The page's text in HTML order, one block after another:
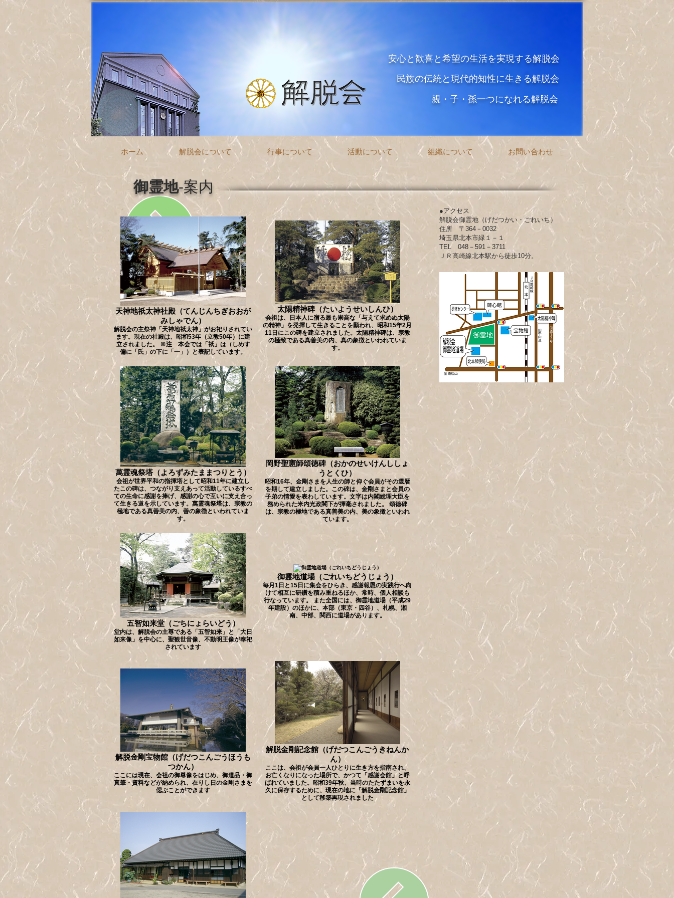
安心と歓喜と希望の生活を実現する解脱会
民族の伝統と現代的知性に生きる解脱会
親・子・孫一つになれる解脱会
ホーム 解脱会について 行事について 活動について 組織について お問い合わせ
御霊地-案内
天神地祇太神社殿（てんじんちぎおおが
みしゃでん）
解脱会の主祭神「天神地祇太神」がお祀りされてい
ます。現在の社殿は、昭和53年（立教50年）に建
立されました。 ※注 本会では「祇」は（しめす
偏に「氏」の下に「一」）と表記しています。
太陽精神碑（たいようせいしんひ）
会祖は、日本人に宿る最も崇高な「与えて求めぬ太陽
の精神」を発揮して生きることを願われ、昭和15年2月
11日にこの碑を建立されました。太陽精神碑は、宗教
の極致である真善美の内、真の象徴といわれていま
す。
萬霊魂祭塔（よろずみたままつりとう）
会祖が世界平和の指揮塔として昭和11年に建立し
たこの碑は、つながり支えあって活動しているすべ
ての生命に感謝を捧げ、感謝の心で互いに支え合っ
て生きる道を示しています。萬霊魂祭塔は、宗教の
極地である真善美の内、善の象徴といわれていま
す。
岡野聖憲師頌徳碑（おかのせいけんししょ
うとくひ）
昭和16年、金剛さまを人生の師と仰ぐ会員がその還暦
を期して建立しました。この碑は、金剛さまと会員の
子弟の情愛を表わしています。文字は内閣総理大臣を
務められた米内光政閣下が揮毫されました。 頌徳碑
は、宗教の極地である真善美の内、美の象徴といわれ
ています。
五智如来堂（ごちにょらいどう）
堂内は、解脱会の主尊である「五智如来」と「大日
如来像」を中心に、聖観世音像、不動明王像が奉祀
されています
御霊地道場（ごれいちどうじょう）
毎月1日と15日に集会をひらき、感謝報恩の実践行へ向
けて相互に研鑽を積み重ねるほか、常時、個人相談も
行なっています。 また全国には、御霊地道場（平成29
年建設）のほかに、本部（東京・四谷）、札幌、湘
南、中部、関西に道場があります。
解脱金剛宝物館（げだつこんごうほうも
つかん）
ここには現在、会祖の御尊像をはじめ、御遺品・御
真筆・資料などが納められ、在りし日の金剛さまを
偲ぶことができます
解脱金剛記念館（げだつこんごうきねんか
ん）
ここは、会祖が会員一人ひとりに生き方を指南され、
お亡くなりになった場所で、かつて「感謝会館」と呼
ばれていました。昭和39年秋、当時のたたずまいを永
久に保存するために、現在の地に「解脱金剛記念館」
として移築再現されました
●アクセス
解脱会御霊地（げだつかい・ごれいち）
住所 〒364－0032
埼玉県北本市緑１－１
TEL 048－591－3711
ＪＲ高崎線北本駅から徒歩10分。